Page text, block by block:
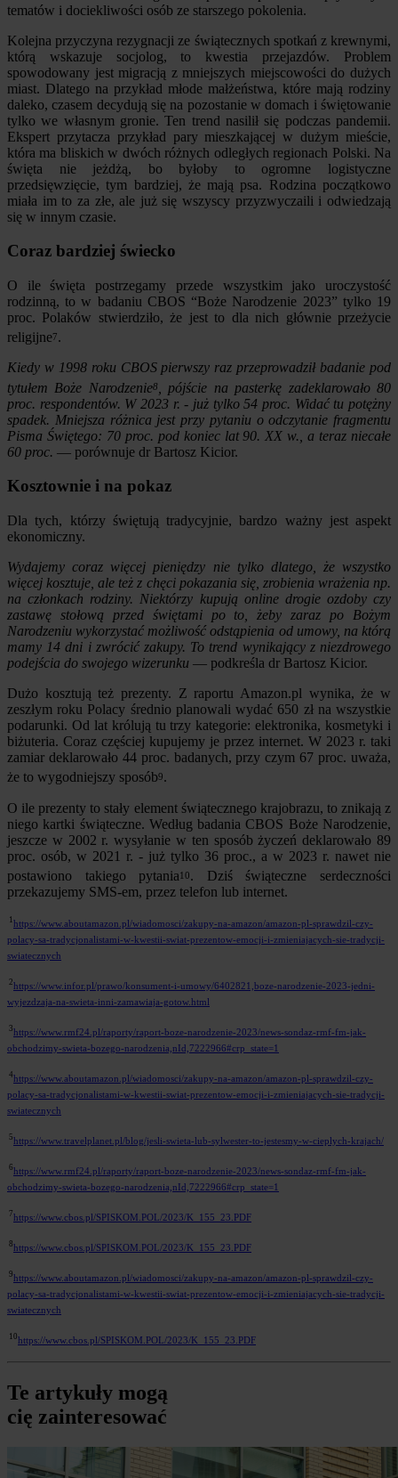
tematów i dociekliwości osób ze starszego pokolenia.
Kolejna przyczyna rezygnacji ze świątecznych spotkań z krewnymi,
którą wskazuje socjolog, to kwestia przejazdów. Problem
spowodowany jest migracją z mniejszych miejscowości do dużych
miast. Dlatego na przykład młode małżeństwa, które mają rodziny
daleko, czasem decydują się na pozostanie w domach i świętowanie
tylko we własnym gronie. Ten trend nasilił się podczas pandemii.
Ekspert przytacza przykład pary mieszkającej w dużym mieście,
która ma bliskich w dwóch różnych odległych regionach Polski. Na
święta nie jeżdżą, bo byłoby to ogromne logistyczne
przedsięwzięcie, tym bardziej, że mają psa. Rodzina początkowo
miała im to za złe, ale już się wszyscy przyzwyczaili i odwiedzają
się w innym czasie.
Coraz bardziej świecko
O ile święta postrzegamy przede wszystkim jako uroczystość
rodzinną, to w badaniu CBOS “Boże Narodzenie 2023” tylko 19
proc. Polaków stwierdziło, że jest to dla nich głównie przeżycie
religijne7.
Kiedy w 1998 roku CBOS pierwszy raz przeprowadził badanie pod
tytułem Boże Narodzenie8
, pójście na pasterkę zadeklarowało 80
proc. respondentów. W 2023 r. - już tylko 54 proc. Widać tu potężny
spadek. Mniejsza różnica jest przy pytaniu o odczytanie fragmentu
Pisma Świętego: 70 proc. pod koniec lat 90. XX w., a teraz niecałe
60 proc. — porównuje dr Bartosz Kicior.
Kosztownie i na pokaz
Dla tych, którzy świętują tradycyjnie, bardzo ważny jest aspekt
ekonomiczny.
Wydajemy coraz więcej pieniędzy nie tylko dlatego, że wszystko
więcej kosztuje, ale też z chęci pokazania się, zrobienia wrażenia np.
na członkach rodziny. Niektórzy kupują online drogie ozdoby czy
zastawę stołową przed świętami po to, żeby zaraz po Bożym
Narodzeniu wykorzystać możliwość odstąpienia od umowy, na którą
mamy 14 dni i zwrócić zakupy. To trend wynikający z niezdrowego
podejścia do swojego wizerunku — podkreśla dr Bartosz Kicior.
Dużo kosztują też prezenty. Z raportu Amazon.pl wynika, że w
zeszłym roku Polacy średnio planowali wydać 650 zł na wszystkie
podarunki. Od lat królują tu trzy kategorie: elektronika, kosmetyki i
biżuteria. Coraz częściej kupujemy je przez internet. W 2023 r. taki
zamiar deklarowało 44 proc. badanych, przy czym 67 proc. uważa,
że to wygodniejszy sposób9.
O ile prezenty to stały element świątecznego krajobrazu, to znikają z
niego kartki świąteczne. Według badania CBOS Boże Narodzenie,
jeszcze w 2002 r. wysyłanie w ten sposób życzeń deklarowało 89
proc. osób, w 2021 r. - już tylko 36 proc., a w 2023 r. nawet nie
postawiono takiego pytania10. Dziś świąteczne serdeczności
przekazujemy SMS-em, przez telefon lub internet.
1 https://www.aboutamazon.pl/wiadomosci/zakupy-na-amazon/amazon-pl-sprawdzil-czy-
polacy-sa-tradycjonalistami-w-kwestii-swiat-prezentow-emocji-i-zmieniajacych-sie-tradycji-
swiatecznych
2 https://www.infor.pl/prawo/konsument-i-umowy/6402821,boze-narodzenie-2023-jedni-
wyjezdzaja-na-swieta-inni-zamawiaja-gotow.html
3 https://www.rmf24.pl/raporty/raport-boze-narodzenie-2023/news-sondaz-rmf-fm-jak-
obchodzimy-swieta-bozego-narodzenia,nId,7222966#crp_state=1
4 https://www.aboutamazon.pl/wiadomosci/zakupy-na-amazon/amazon-pl-sprawdzil-czy-
polacy-sa-tradycjonalistami-w-kwestii-swiat-prezentow-emocji-i-zmieniajacych-sie-tradycji-
swiatecznych
5 https://www.travelplanet.pl/blog/jesli-swieta-lub-sylwester-to-jestesmy-w-cieplych-krajach/
6 https://www.rmf24.pl/raporty/raport-boze-narodzenie-2023/news-sondaz-rmf-fm-jak-
obchodzimy-swieta-bozego-narodzenia,nId,7222966#crp_state=1
7 https://www.cbos.pl/SPISKOM.POL/2023/K_155_23.PDF
8 https://www.cbos.pl/SPISKOM.POL/2023/K_155_23.PDF
9 https://www.aboutamazon.pl/wiadomosci/zakupy-na-amazon/amazon-pl-sprawdzil-czy-
polacy-sa-tradycjonalistami-w-kwestii-swiat-prezentow-emocji-i-zmieniajacych-sie-tradycji-
swiatecznych
10 https://www.cbos.pl/SPISKOM.POL/2023/K_155_23.PDF
Te artykuły mogą
cię zainteresować